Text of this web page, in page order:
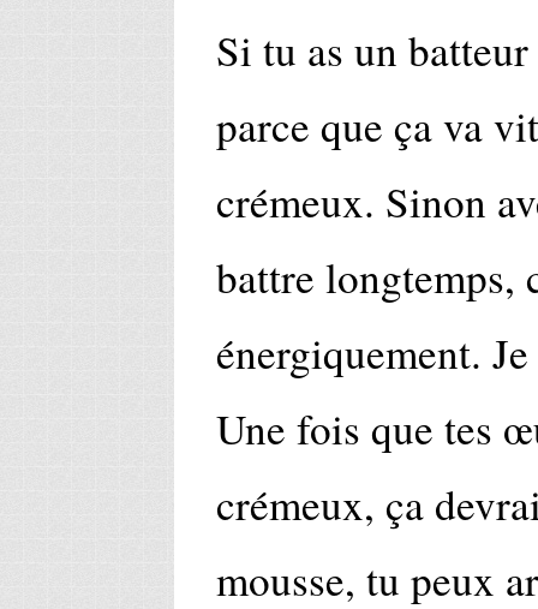
Si tu as un
parce que ça va
crémeux. Sinon
battre longtemps,
énergiquement.
Une fois que tes
crémeux, ça
mousse, tu peux